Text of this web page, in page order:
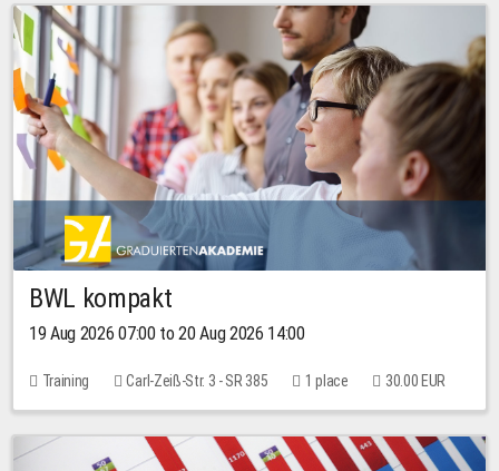
BWL kompakt
19 Aug 2026 07:00 to 20 Aug 2026 14:00
Training Carl-Zeiß-Str. 3 - SR 385 1 place 30.00 EUR